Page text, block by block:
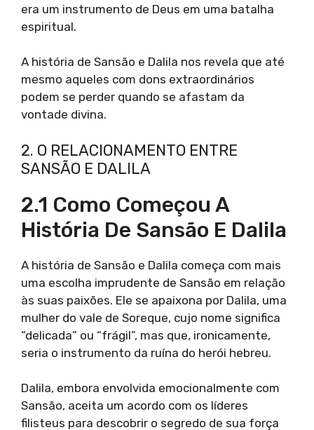
era um instrumento de Deus em uma batalha
espiritual.
A história de Sansão e Dalila nos revela que até
mesmo aqueles com dons extraordinários
podem se perder quando se afastam da
vontade divina.
2. O RELACIONAMENTO ENTRE
SANSÃO E DALILA
2.1 Como Começou A
História De Sansão E Dalila
A história de Sansão e Dalila começa com mais
uma escolha imprudente de Sansão em relação
às suas paixões. Ele se apaixona por Dalila, uma
mulher do vale de Soreque, cujo nome significa
“delicada” ou “frágil”, mas que, ironicamente,
seria o instrumento da ruína do herói hebreu.
Dalila, embora envolvida emocionalmente com
Sansão, aceita um acordo com os líderes
filisteus para descobrir o segredo de sua força